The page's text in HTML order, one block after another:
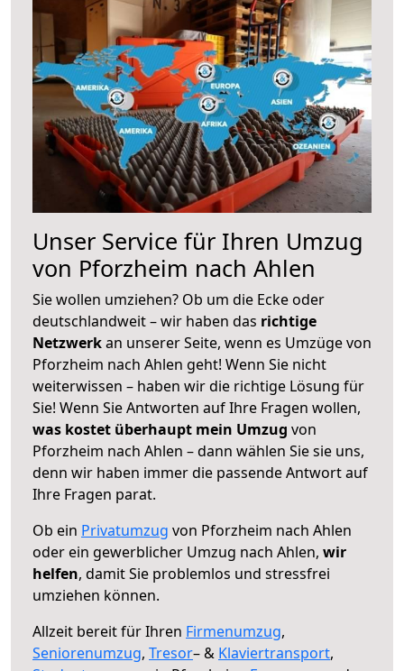
Unser Service für Ihren Umzug
von Pforzheim nach Ahlen
Sie wollen umziehen? Ob um die Ecke oder
deutschlandweit – wir haben das richtige
Netzwerkan unserer Seite, wenn es Umzüge von
Pforzheim nach Ahlen geht! Wenn Sie nicht
weiterwissen – haben wir die richtige Lösung für
Sie! Wenn Sie Antworten auf Ihre Fragen wollen,
was kostet überhaupt mein Umzug von
Pforzheim nach Ahlen – dann wählen Sie sie uns,
denn wir haben immer die passende Antwort auf
Ihre Fragen parat.
Ob ein Privatumzug von Pforzheim nach Ahlen
oder ein gewerblicher Umzug nach Ahlen, wir
helfen, damit Sie problemlos und stressfrei
umziehen können.
Allzeit bereit für Ihren Firmenumzug,
Seniorenumzug, Tresor– & Klaviertransport,